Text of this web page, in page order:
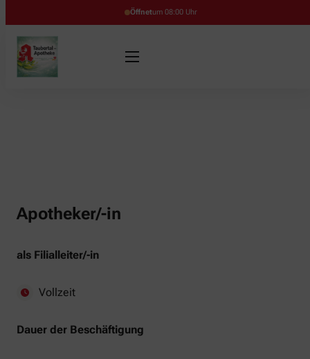
Öffnetum 08:00 Uhr
Apotheker/-in
als Filialleiter/-in
Vollzeit
Dauer der Beschäftigung